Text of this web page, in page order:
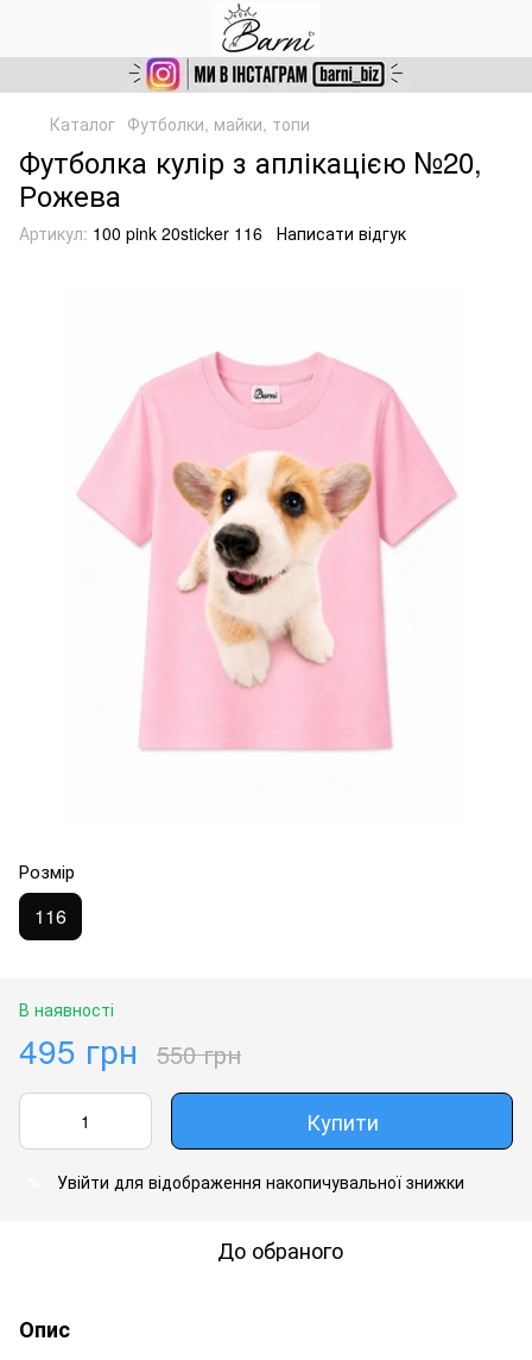
Каталог Футболки, майки, топи
Футболка кулір з аплікацією №20,
Рожева
Артикул: 100 pink 20sticker 116 Написати відгук
Розмір
116
В наявності
495 грн 550 грн
Купити
Увійти для відображення накопичувальної знижки
До обраного
Опис